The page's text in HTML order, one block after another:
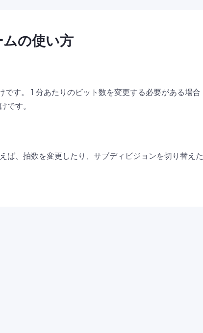
の使い方
す。 1 分あたりのビット数を変更する必要がある場合
です。
、拍数を変更したり、サブディビジョンを切り替えた